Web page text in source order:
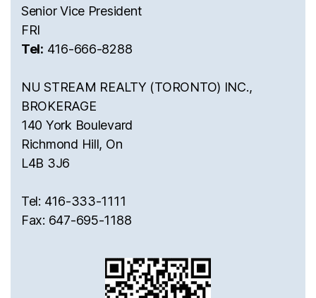
Senior Vice President
FRI
Tel: 416-666-8288
NU STREAM REALTY (TORONTO) INC.,
BROKERAGE
140 York Boulevard
Richmond Hill, On
L4B 3J6
Tel: 416-333-1111
Fax: 647-695-1188